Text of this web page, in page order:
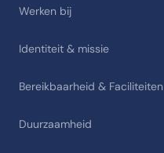
Werken bij
Identiteit & missie
Bereikbaarheid & Faciliteiten
Duurzaamheid